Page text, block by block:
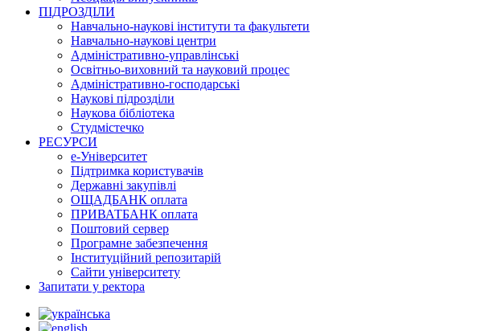
ПІДРОЗДІЛИ
Навчально-наукові інститути та факультети
Навчально-наукові центри
Адміністративно-управлінські
Освітньо-виховний та науковий процес
Адміністративно-господарські
Наукові підрозділи
Наукова бібліотека
Студмістечко
РЕСУРСИ
е-Університет
Підтримка користувачів
Державні закупівлі
ОЩАДБАНК оплата
ПРИВАТБАНК оплата
Поштовий сервер
Програмне забезпечення
Інституційний репозитарій
Сайти університету
Запитати у ректора